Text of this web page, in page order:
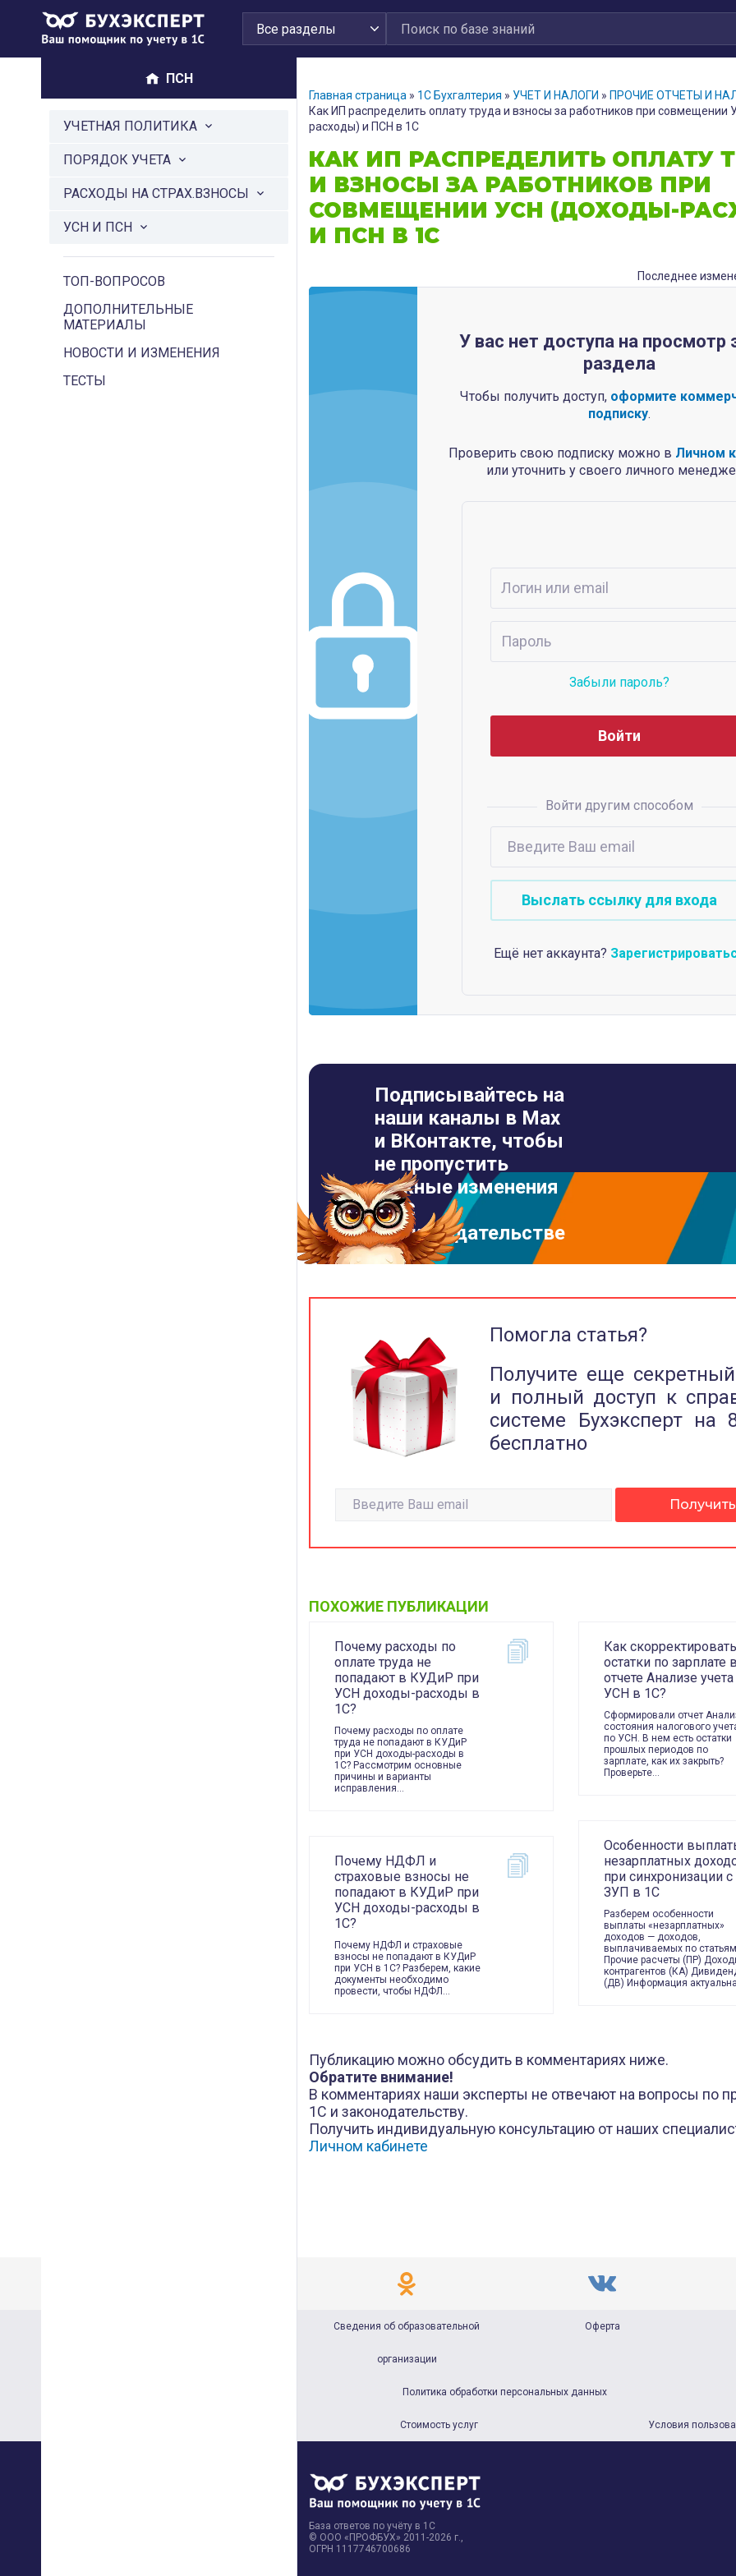
Главная страница » 1С Бухгалтерия » УЧЕТ И НАЛОГИ » ПРОЧИЕ ОТЧЕТЫ И
Как ИП распределить оплату труда и взносы за работников при совмещении
расходы) и ПСН в 1С
КАК ИП РАСПРЕДЕЛИТЬ ОПЛАТУ
И ВЗНОСЫ ЗА РАБОТНИКОВ ПРИ
СОВМЕЩЕНИИ УСН (ДОХОДЫ-
И ПСН В 1С
Последнее
У вас нет доступа на просмотр
раздела
Чтобы получить доступ, оформите
подписку.
Проверить свою подписку можно в Личном
или уточнить у своего личного
Забыли пароль?
Войти другим способом
Ещё нет аккаунта?
Подписывайтесь на
наши каналы в Max
и ВКонтакте, чтобы
не пропустить
важные изменения
в 1С
и законодательстве
Помогла статья?
Получите еще
и полный доступ к
системе Бухэксперт на
бесплатно
ПОХОЖИЕ ПУБЛИКАЦИИ
Почему расходы по
оплате труда не
попадают в КУДиР при
УСН доходы-расходы в
1С?
Почему расходы по оплате
труда не попадают в КУДиР
при УСН доходы-расходы в
1С? Рассмотрим основные
причины и варианты
исправления…
Почему НДФЛ и
страховые взносы не
попадают в КУДиР при
УСН доходы-расходы в
1С?
Почему НДФЛ и страховые
взносы не попадают в КУДиР
при УСН в 1С? Разберем, какие
документы необходимо
провести, чтобы НДФЛ…
Как скорректировать
остатки по зарплате
отчете Анализе
УСН в 1С?
Сформировали отчет
состояния налогового
по УСН. В нем есть остатки
прошлых периодов по
зарплате, как их закрыть?
Проверьте…
Особенности
незарплатных
при синхронизации с
ЗУП в 1С
Разберем особенности
выплаты «незарплатных»
доходов — доходов,
выплачиваемых по
Прочие расчеты (ПР)
контрагентов (КА)
(ДВ) Информация
Публикацию можно обсудить в комментариях ниже.
Обратите внимание!
В комментариях наши эксперты не отвечают на вопросы по
1С и законодательству.
Получить индивидуальную консультацию от наших
Личном кабинете
ПСН
УЧЕТНАЯ ПОЛИТИКА
ПОРЯДОК УЧЕТА
РАСХОДЫ НА СТРАХ.ВЗНОСЫ
УСН И ПСН
ТОП-ВОПРОСОВ
ДОПОЛНИТЕЛЬНЫЕ
МАТЕРИАЛЫ
НОВОСТИ И ИЗМЕНЕНИЯ
ТЕСТЫ
Сведения об образовательной
организации
Оферта
Политика обработки персональных данных
Стоимость услуг Условия
База ответов по учёту в 1С
© ООО «ПРОФБУХ» 2011-2026 г.,
ОГРН 1117746700686